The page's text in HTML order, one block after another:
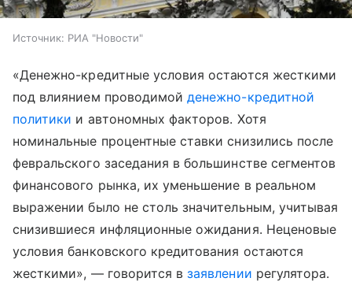
Источник: РИА "Новости"
«Денежно-кредитные условия остаются жесткими
под влиянием проводимойденежно-кредитной
политики и автономных факторов. Хотя
номинальные процентные ставки снизились после
февральского заседания в большинстве сегментов
финансового рынка, их уменьшение в реальном
выражении было не столь значительным, учитывая
снизившиеся инфляционные ожидания. Неценовые
условия банковского кредитования остаются
жесткими», — говорится взаявлении регулятора.